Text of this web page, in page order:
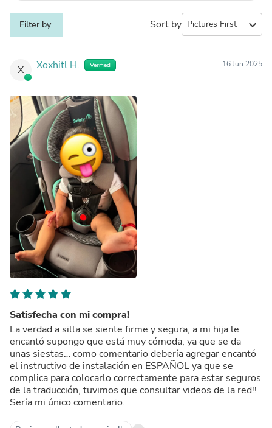
Filter by Sort by expand_more
X Xoxhitl H. Verified 16 Jun 2025
Satisfecha con mi compra!
La verdad a silla se siente firme y segura, a mi hija le
encantó supongo que está muy cómoda, ya que se da
unas siestas… como comentario debería agregar encantó
el instructivo de instalación en ESPAÑOL ya que se
complica para colocarlo correctamente para estar seguros
de la traducción, tuvimos que consultar videos de la red!!
Sería mi único comentario.